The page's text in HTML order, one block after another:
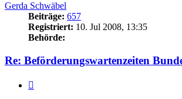
Gerda Schwäbel
Beiträge: 657
Registriert: 10. Jul 2008, 13:35
Behörde:
Re: Beförderungswartenzeiten